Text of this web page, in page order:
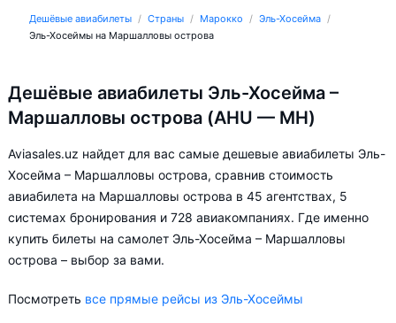
Дешёвые авиабилеты Страны Марокко
Эль-Хосейма
Эль-Хосеймы на Маршалловы острова
Дешёвые авиабилеты Эль-Хосейма –
Маршалловы острова (AHU — MH)
Aviasales.uz найдет для вас самые дешевые авиабилеты Эль-
Хосейма – Маршалловы острова, сравнив стоимость
авиабилета на Маршалловы острова в 45 агентствах, 5
системах бронирования и 728 авиакомпаниях. Где именно
купить билеты на самолет Эль-Хосейма – Маршалловы
острова – выбор за вами.
Посмотреть все прямые рейсы из Эль-Хосеймы